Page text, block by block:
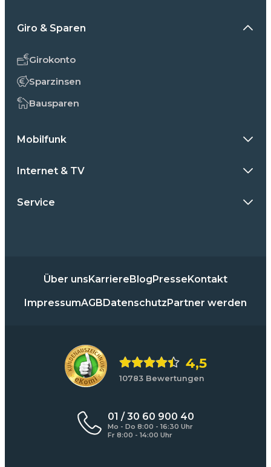
Giro & Sparen
Girokonto
Sparzinsen
Bausparen
Mobilfunk
Internet & TV
Service
Über uns Karriere Blog Presse Kontakt
ImpressumAGB Datenschutz Partner werden
4,5
10783 Bewertungen
01 / 30 60 900 40
Mo - Do 8:00 - 16:30 Uhr
Fr 8:00 - 14:00 Uhr